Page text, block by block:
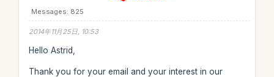
Messages: 825
2014年11月25日, 10:53
Hello Astrid,
Thank you for your email and your interest in our